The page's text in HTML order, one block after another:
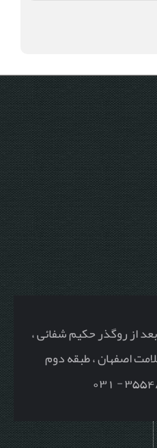
بعد از روگذر حکیم شفائی ،
اصفهان ، طبقه دوم